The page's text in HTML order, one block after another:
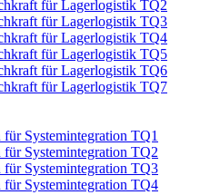
für Lagerlogistik TQ2
für Lagerlogistik TQ3
für Lagerlogistik TQ4
für Lagerlogistik TQ5
für Lagerlogistik TQ6
für Lagerlogistik TQ7
Systemintegration TQ1
Systemintegration TQ2
Systemintegration TQ3
Systemintegration TQ4